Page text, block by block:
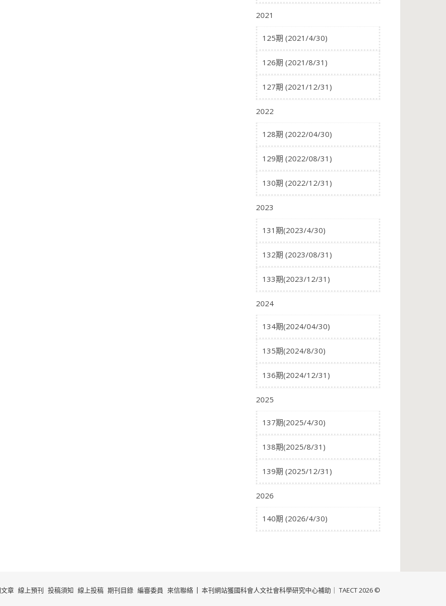
2021
125期 (2021/4/30)
126期 (2021/8/31)
127期 (2021/12/31)
2022
128期 (2022/04/30)
129期 (2022/08/31)
130期 (2022/12/31)
2023
131期(2023/4/30)
132期 (2023/08/31)
133期(2023/12/31)
2024
134期(2024/04/30)
135期(2024/8/30)
136期(2024/12/31)
2025
137期(2025/4/30)
138期(2025/8/31)
139期 (2025/12/31)
2026
140期 (2026/4/30)
本刊網站獲國科會人文社會科學研究中心補助｜ TAECT 2026 ©
章 線上預刊 投稿須知 線上投稿 期刊目錄 編審委員 來信聯絡